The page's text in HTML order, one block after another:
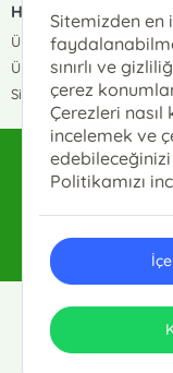
HIZLI ERİŞİM
Üye Ol
Üye Giriş
Sipariş Takip
Sahhaflar Kitap
Sitemizden en
sınırlı ve
çerez
Çerezleri nasıl
incelemek ve
Politikamızı